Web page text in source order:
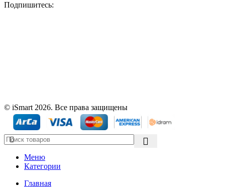
Подпишитесь:
© iSmart 2026. Все права защищены
Меню
Категории
Главная